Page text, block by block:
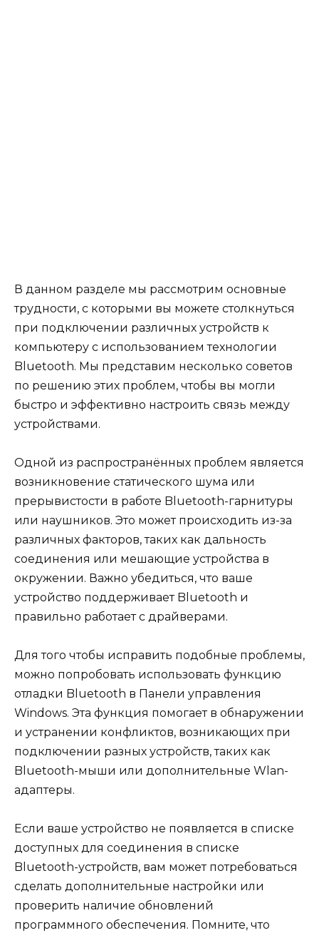
В данном разделе мы рассмотрим основные
трудности, с которыми вы можете столкнуться
при подключении различных устройств к
компьютеру с использованием технологии
Bluetooth. Мы представим несколько советов
по решению этих проблем, чтобы вы могли
быстро и эффективно настроить связь между
устройствами.
Одной из распространённых проблем является
возникновение статического шума или
прерывистости в работе Bluetooth-гарнитуры
или наушников. Это может происходить из-за
различных факторов, таких как дальность
соединения или мешающие устройства в
окружении. Важно убедиться, что ваше
устройство поддерживает Bluetooth и
правильно работает с драйверами.
Для того чтобы исправить подобные проблемы,
можно попробовать использовать функцию
отладки Bluetooth в Панели управления
Windows. Эта функция помогает в обнаружении
и устранении конфликтов, возникающих при
подключении разных устройств, таких как
Bluetooth-мыши или дополнительные Wlan-
адаптеры.
Если ваше устройство не появляется в списке
доступных для соединения в списке
Bluetooth-устройств, вам может потребоваться
сделать дополнительные настройки или
проверить наличие обновлений
программного обеспечения. Помните, что